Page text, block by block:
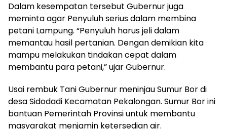
Dalam kesempatan tersebut Gubernur juga
meminta agar Penyuluh serius dalam membina
petani Lampung. “Penyuluh harus jeli dalam
memantau hasil pertanian. Dengan demikian kita
mampu melakukan tindakan cepat dalam
membantu para petani,” ujar Gubernur.
Usai rembuk Tani Gubernur meninjau Sumur Bor di
desa Sidodadi Kecamatan Pekalongan. Sumur Bor ini
bantuan Pemerintah Provinsi untuk membantu
masyarakat menjamin ketersedian air.